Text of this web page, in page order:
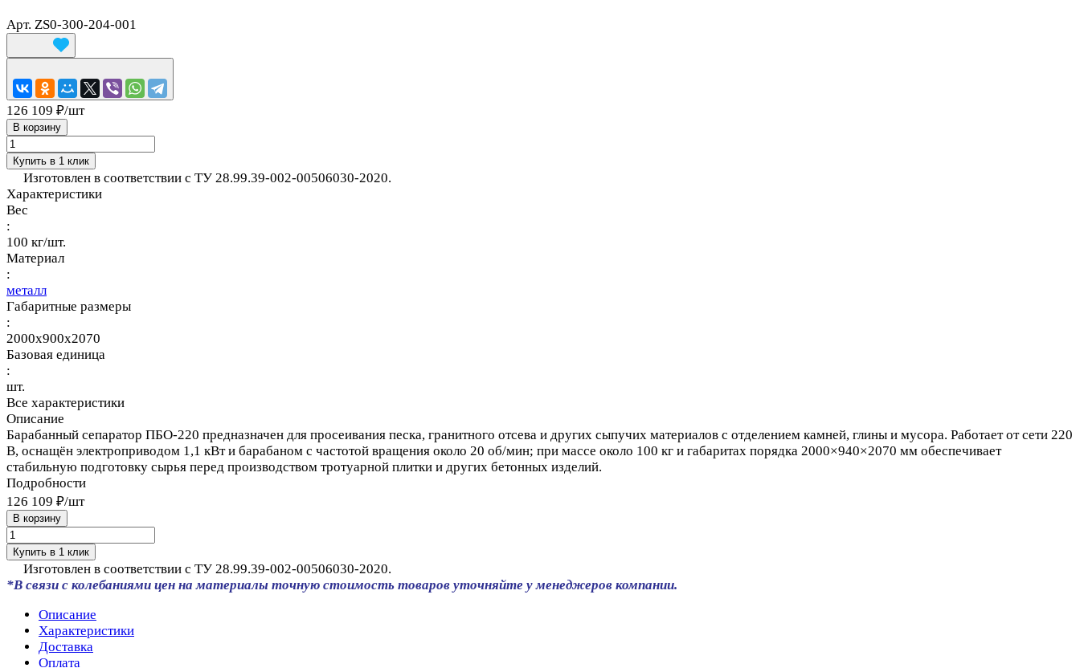
Арт. ZS0-300-204-001
126 109 ₽/шт
В корзину
Купить в 1 клик
Изготовлен в соответствии с ТУ 28.99.39-002-00506030-2020.
Характеристики
Вес
:
100 кг/шт.
Материал
:
металл
Габаритные размеры
:
2000x900x2070
Базовая единица
:
шт.
Все характеристики
Описание
Барабанный сепаратор ПБО‑220 предназначен для просеивания песка, гранитного отсева и других сыпучих материалов с отделением камней, глины и мусора. Работает от сети 220
В, оснащён электроприводом 1,1 кВт и барабаном с частотой вращения около 20 об/мин; при массе около 100 кг и габаритах порядка 2000×940×2070 мм обеспечивает
стабильную подготовку сырья перед производством тротуарной плитки и других бетонных изделий.
Подробности
126 109 ₽/шт
В корзину
Купить в 1 клик
Изготовлен в соответствии с ТУ 28.99.39-002-00506030-2020.
*В связи с колебаниями цен на материалы точную стоимость товаров уточняйте у менеджеров компании.
Описание
Характеристики
Доставка
Оплата